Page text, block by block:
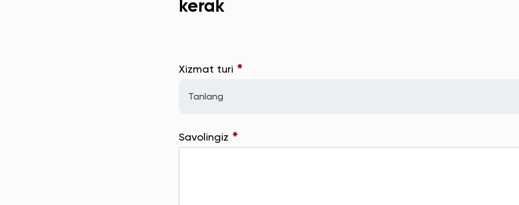
kerak
Xizmat turi *
Tanlang
Savolingiz *